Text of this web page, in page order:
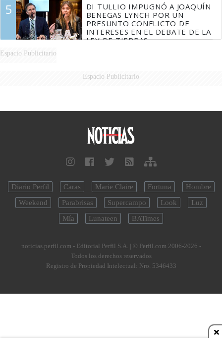
5
DI TULLIO IMPUGNÓ A JOAQUÍN
BENEGAS LYNCH POR UN
PRESUNTO CONFLICTO DE
INTERESES EN EL DEBATE DE LA
LEY DE TIERRAS
Espacio Publicitario
Espacio Publicitario
Diario Perfil Caras Marie Claire Fortuna
Hombre
Weekend
Parabrisas Supercampo Look
Luz
Mía
Lunateen BATimes
noticias.perfil.com - Editorial Perfil S.A. | © Perfil.com 2006-2026 -
Todos los derechos reservados
Registro de Propiedad Intelectual: Nro. 5346433